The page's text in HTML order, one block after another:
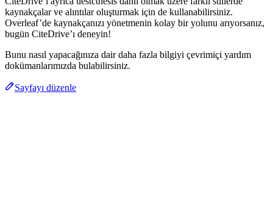
kaynakçalar ve alıntılar oluşturmak için de kullanabilirsiniz.
Overleaf’de kaynakçanızı yönetmenin kolay bir yolunu arıyorsanız,
bugün CiteDrive’ı deneyin!
Bunu nasıl yapacağınıza dair daha fazla bilgiyi çevrimiçi yardım
dokümanlarımızda bulabilirsiniz.
Sayfayı düzenle